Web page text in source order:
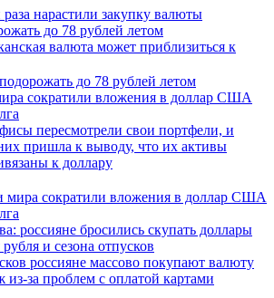
до 78 рублей летом
валюта может приблизиться к
сократили вложения в доллар США
пересмотрели свои портфели, и
пришла к выводу, что их активы
к доллару
россияне бросились скупать доллары
и сезона отпусков
россияне массово покупают валюту
из-за проблем с оплатой картами